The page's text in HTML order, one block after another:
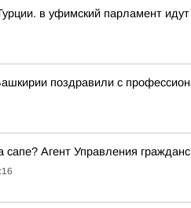
в уфимский парламент
поздравили с
сапе? Агент Управления